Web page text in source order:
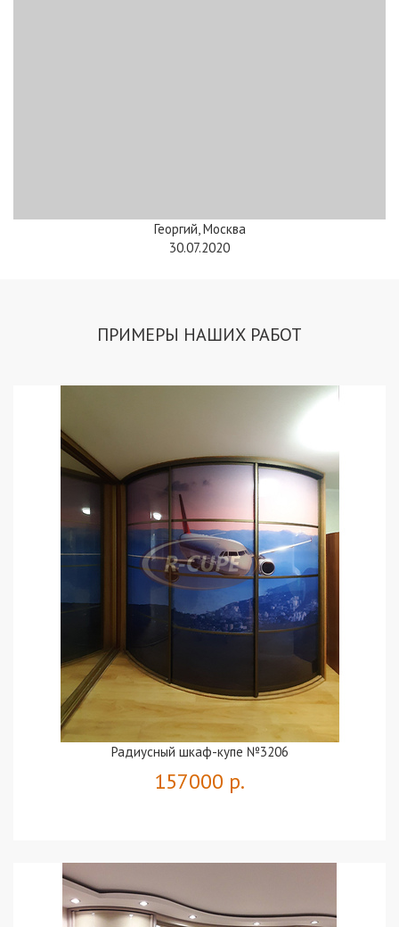
Георгий, Москва
30.07.2020
ПРИМЕРЫ НАШИХ РАБОТ
Радиусный шкаф-купе №3206
157000 р.